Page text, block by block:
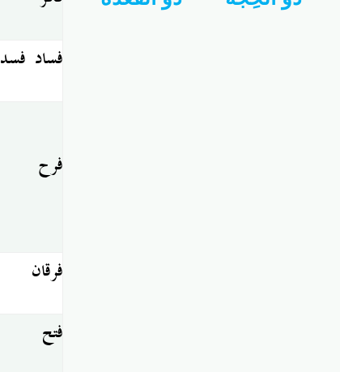
فساد فسد
فرح
فرقان
فتح